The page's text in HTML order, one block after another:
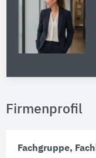
Firmenprofil
Fachgruppe,